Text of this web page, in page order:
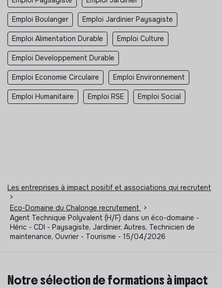
Emploi Boulanger Emploi Jardinier Paysagiste
Emploi Alimentation Durable Emploi Culture
Emploi Developpement Durable
Emploi Economie Circulaire Emploi Environnement
Emploi Humanitaire Emploi RSE Emploi Social
Les entreprises à impact positif et associations qui recrutent
>
Eco-Domaine du Chalonge recrutement
>
Agent Technique Polyvalent (H/F) dans un éco-domaine -
Héric - CDI - Paysagiste, Jardinier, Autres, Technicien de
maintenance, Ouvrier - Tourisme - 15/04/2026
Notre sélection de formations à impact